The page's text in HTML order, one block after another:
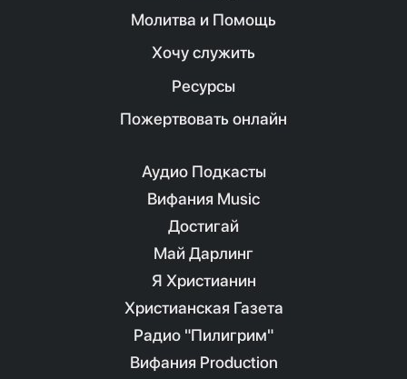
Молитва и Помощь
Хочу служить
Ресурсы
Пожертвовать онлайн
Аудио Подкасты
Вифания Music
Достигай
Май Дарлинг
Я Христианин
Христианская Газета
Радио "Пилигрим"
Вифания Production